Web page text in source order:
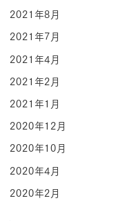
2021年8月
2021年7月
2021年4月
2021年2月
2021年1月
2020年12月
2020年10月
2020年4月
2020年2月